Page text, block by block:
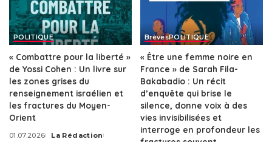
POLITIQUE
« Combattre pour la liberté »
de Yossi Cohen : Un livre sur
les zones grises du
renseignement israélien et
les fractures du Moyen-
Orient
01.07.2026
Posted
La Rédaction
BrèvesPOLITIQUE
« Être une femme noire en
France » de Sarah Fila-
Bakabadio : Un récit
d’enquête qui brise le
silence, donne voix à des
vies invisibilisées et
interroge en profondeur les